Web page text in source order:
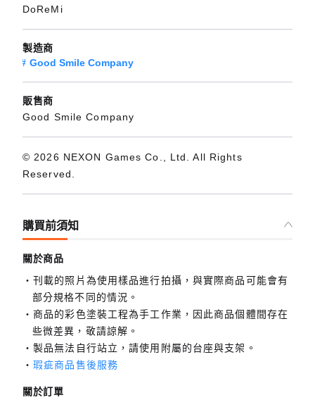
DoReMi
製造商
Good Smile Company
販售商
Good Smile Company
© 2026 NEXON Games Co., Ltd. All Rights
Reserved.
購買前須知
關於商品
刊載的照片為使用樣品進行拍攝，與實際商品可能會有
部分規格不同的情況。
商品的彩色塗裝工程為手工作業，因此商品個體間存在
些微差異，敬請諒解。
製品無法自行站立，請使用附屬的台座與支架。
瑕疵商品售後服務
關於訂單